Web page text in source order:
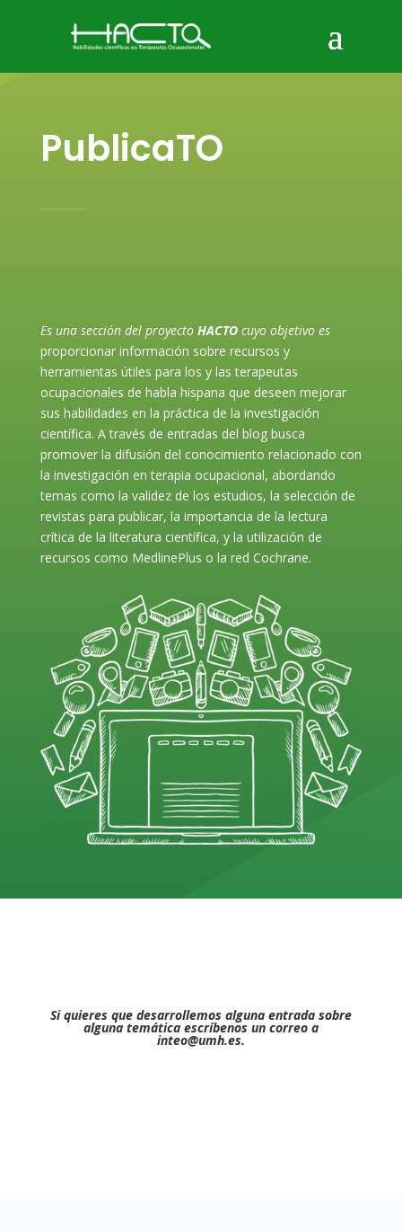
PublicaTO
Es una sección del proyecto HACTOcuyo objetivo es
proporcionar información sobre recursos y
herramientas útiles para los y las terapeutas
ocupacionales de habla hispana que deseen mejorar
sus habilidades en la práctica de la investigación
científica. A través de entradas del blog busca
promover la difusión del conocimiento relacionado con
la investigación en terapia ocupacional, abordando
temas como la validez de los estudios, la selección de
revistas para publicar, la importancia de la lectura
crítica de la literatura científica, y la utilización de
recursos como MedlinePlus o la red Cochrane.
Si quieres que desarrollemos alguna entrada sobre
alguna temática escríbenos un correo a
inteo@umh.es.